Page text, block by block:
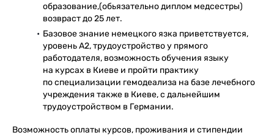
образование,(обьязательно диплом медсестры)
возвраст до 25 лет.
Базовое знание немецкого язка приветствуется,
уровень А2, трудоустройство у прямого
работодателя, возможность обучения языку
на курсах в Киеве и пройти практику
по специализации гемодеализа на базе лечебного
учреждения также в Киеве, с дальнейшим
трудоустройством в Германии.
Возможность оплаты курсов, проживания и стипендии